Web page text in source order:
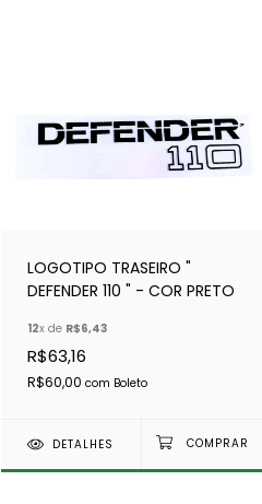
LOGOTIPO TRASEIRO "
DEFENDER 110 " - COR PRETO
12x de R$6,43
R$63,16
R$60,00 com Boleto
DETALHES